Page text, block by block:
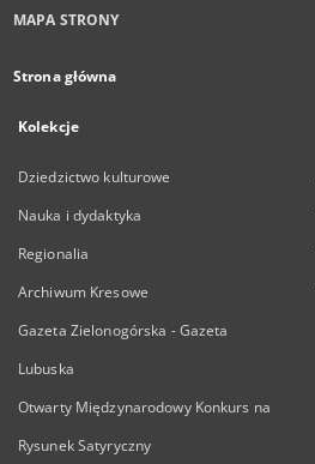
MAPA STRONY
Strona główna
Kolekcje
Dziedzictwo kulturowe
Nauka i dydaktyka
Regionalia
Archiwum Kresowe
Gazeta Zielonogórska - Gazeta
Lubuska
Otwarty Międzynarodowy Konkurs na
Rysunek Satyryczny